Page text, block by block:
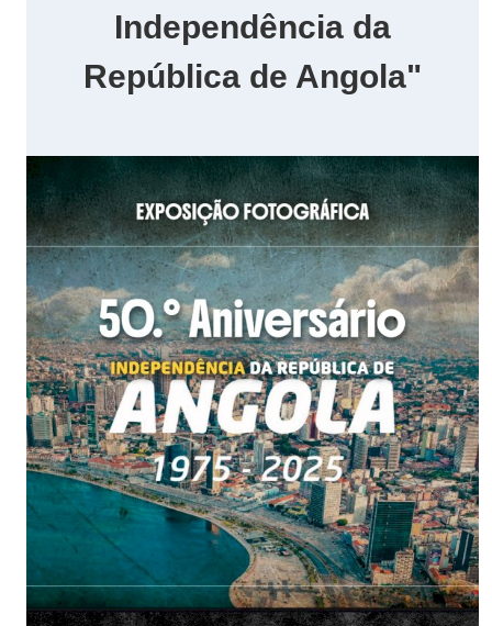
Independência da
República de Angola"